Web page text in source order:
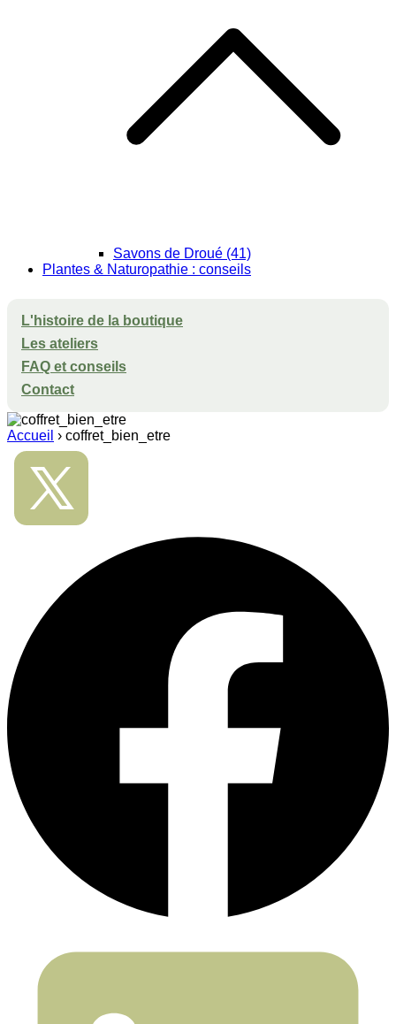
Savons de Droué (41)
Plantes & Naturopathie : conseils
L'histoire de la boutique
Les ateliers
FAQ et conseils
Contact
Accueil › coffret_bien_etre